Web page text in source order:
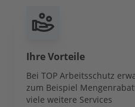
Ihre Vorteile
Bei TOP Arbeitsschutz
zum Beispiel
viele weitere Services